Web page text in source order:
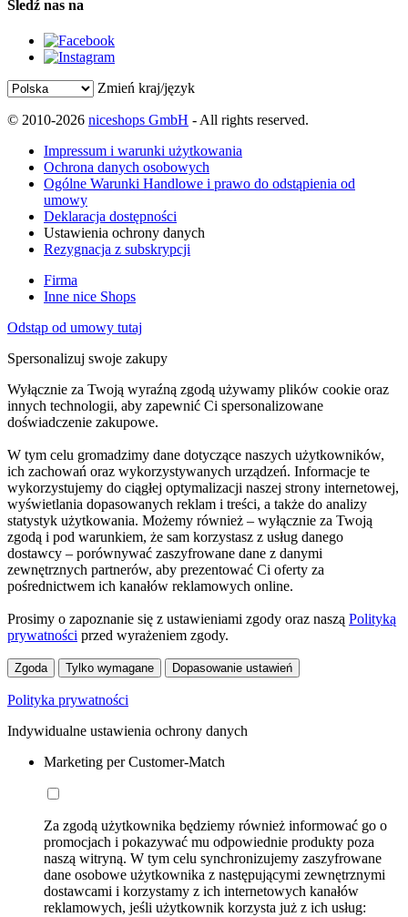
Śledź nas na
Zmień kraj/język
© 2010-2026 niceshops GmbH - All rights reserved.
Impressum i warunki użytkowania
Ochrona danych osobowych
Ogólne Warunki Handlowe i prawo do odstąpienia od
umowy
Deklaracja dostępności
Ustawienia ochrony danych
Rezygnacja z subskrypcji
Firma
Inne nice Shops
Odstąp od umowy tutaj
Spersonalizuj swoje zakupy
Wyłącznie za Twoją wyraźną zgodą używamy plików cookie oraz
innych technologii, aby zapewnić Ci spersonalizowane
doświadczenie zakupowe.
W tym celu gromadzimy dane dotyczące naszych użytkowników,
ich zachowań oraz wykorzystywanych urządzeń. Informacje te
wykorzystujemy do ciągłej optymalizacji naszej strony internetowej,
wyświetlania dopasowanych reklam i treści, a także do analizy
statystyk użytkowania. Możemy również – wyłącznie za Twoją
zgodą i pod warunkiem, że sam korzystasz z usług danego
dostawcy – porównywać zaszyfrowane dane z danymi
zewnętrznych partnerów, aby prezentować Ci oferty za
pośrednictwem ich kanałów reklamowych online.
Prosimy o zapoznanie się z ustawieniami zgody oraz naszą Polityką
prywatności przed wyrażeniem zgody.
Zgoda Tylko wymagane Dopasowanie ustawień
Polityka prywatności
Indywidualne ustawienia ochrony danych
Marketing per Customer-Match
Za zgodą użytkownika będziemy również informować go o
promocjach i pokazywać mu odpowiednie produkty poza
naszą witryną. W tym celu synchronizujemy zaszyfrowane
dane osobowe użytkownika z następującymi zewnętrznymi
dostawcami i korzystamy z ich internetowych kanałów
reklamowych, jeśli użytkownik korzysta już z ich usług: